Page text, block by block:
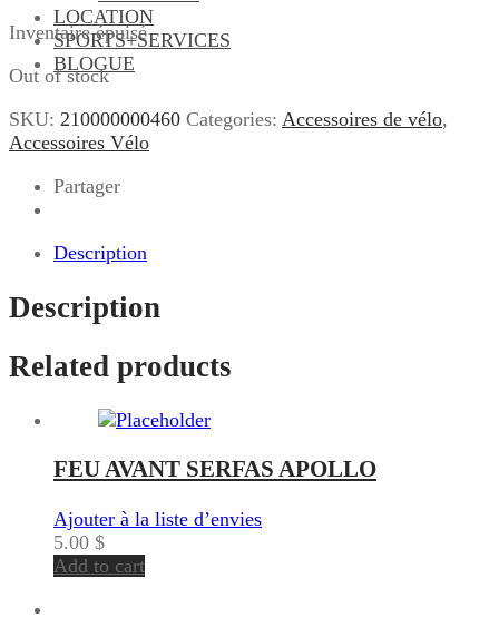
LOCATION
SPORTS+SERVICES
BLOGUE
Inventaire épuisé
Out of stock
SKU: 210000000460 Categories: Accessoires de vélo,
Accessoires Vélo
Partager
Description
Description
Related products
FEU AVANT SERFAS APOLLO
Ajouter à la liste d’envies
5.00 $
Add to cart